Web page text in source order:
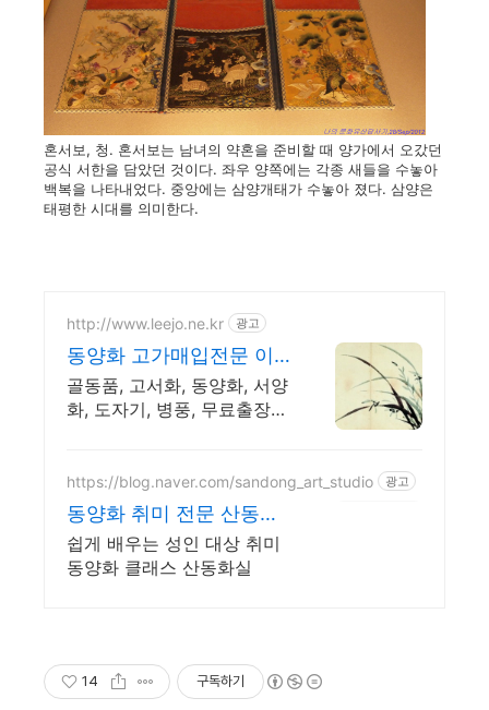
혼서보, 청. 혼서보는 남녀의 약혼을 준비할 때 양가에서 오갔던
공식 서한을 담았던 것이다. 좌우 양쪽에는 각종 새들을 수놓아
백복을 나타내었다. 중앙에는 삼양개태가 수놓아 졌다. 삼양은
태평한 시대를 의미한다.
http://www.leejo.ne.kr 광고
동양화 고가매입전문 이
조
골동품, 고서화, 동양화, 서양
화, 도자기, 병풍, 무료출장감
https://blog.naver.com/sandong_art_studio 광고
동양화 취미 전문 산동화
실
쉽게 배우는 성인 대상 취미
동양화 클래스 산동화실
14 구독하기